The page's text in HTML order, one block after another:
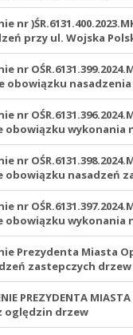
nr
przy ul. Wojska
nr
obowiązku
nr
obowiązku wykonania
nr
obowiązku nasadzeń
nr
obowiązku wykonania
Prezydenta Miasta
zastepczych
PREZYDENTA
oględzin drzew